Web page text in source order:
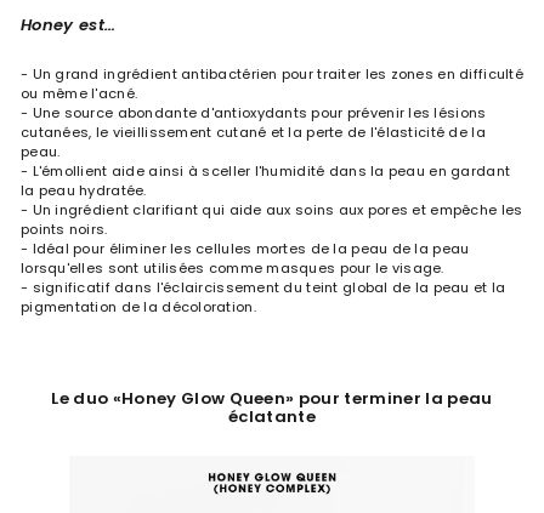
Honey est…
- Un grand ingrédient antibactérien pour traiter les zones en difficulté
ou même l'acné.
- Une source abondante d'antioxydants pour prévenir les lésions
cutanées, le vieillissement cutané et la perte de l'élasticité de la
peau.
- L'émollient aide ainsi à sceller l'humidité dans la peau en gardant
la peau hydratée.
- Un ingrédient clarifiant qui aide aux soins aux pores et empêche les
points noirs.
- Idéal pour éliminer les cellules mortes de la peau de la peau
lorsqu'elles sont utilisées comme masques pour le visage.
- significatif dans l'éclaircissement du teint global de la peau et la
pigmentation de la décoloration.
Le duo «Honey Glow Queen» pour terminer la peau
éclatante